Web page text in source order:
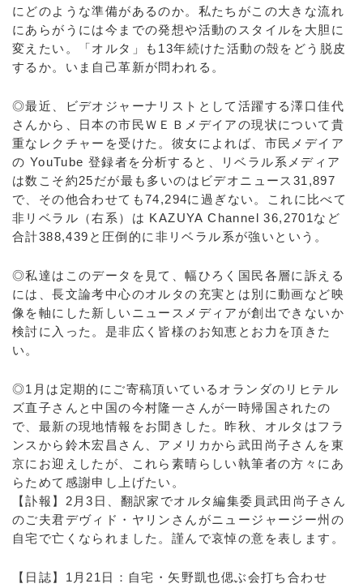
にどのような準備があるのか。私たちがこの大きな流れ
にあらがうには今までの発想や活動のスタイルを大胆に
変えたい。「オルタ」も13年続けた活動の殻をどう脱皮
するか。いま自己革新が問われる。
◎最近、ビデオジャーナリストとして活躍する澤口佳代
さんから、日本の市民ＷＥＢメデイアの現状について貴
重なレクチャーを受けた。彼女によれば、市民メデイア
の YouTube 登録者を分析すると、リベラル系メディア
は数こそ約25だが最も多いのはビデオニュース31,897
で、その他合わせても74,294に過ぎない。これに比べて
非リベラル（右系）は KAZUYA Channel 36,2701など
合計388,439と圧倒的に非リベラル系が強いという。
◎私達はこのデータを見て、幅ひろく国民各層に訴える
には、長文論考中心のオルタの充実とは別に動画など映
像を軸にした新しいニュースメディアが創出できないか
検討に入った。是非広く皆様のお知恵とお力を頂きた
い。
◎1月は定期的にご寄稿頂いているオランダのリヒテル
ズ直子さんと中国の今村隆一さんが一時帰国されたの
で、最新の現地情報をお聞きした。昨秋、オルタはフラ
ンスから鈴木宏昌さん、アメリカから武田尚子さんを東
京にお迎えしたが、これら素晴らしい執筆者の方々にあ
らためて感謝申し上げたい。
【訃報】2月3日、翻訳家でオルタ編集委員武田尚子さん
のご夫君デヴィド・ヤリンさんがニュージャージー州の
自宅で亡くなられました。謹んで哀悼の意を表します。
【日誌】1月21日：自宅・矢野凱也偲ぶ会打ち合わせ